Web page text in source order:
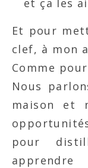
et ça les
Et pour
clef, à mon
Comme
Nous
maison et
pour